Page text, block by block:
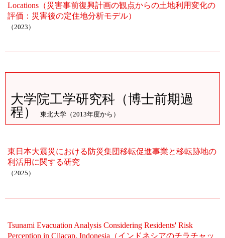
Locations（災害事前復興計画の観点からの土地利用変化の
評価：災害後の定住地分析モデル）
（2023）
大学院工学研究科（博士前期過
程）
東北大学（2013年度から）
東日本大震災における防災集団移転促進事業と移転跡地の
利活用に関する研究
（2025）
Tsunami Evacuation Analysis Considering Residents' Risk
Perception in Cilacap, Indonesia（インドネシアのチラチャッ